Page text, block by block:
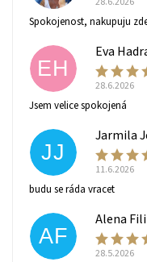
Spokojenost, nakupuju
EH
Eva
28.6.2026
Jsem velice spokojená
JJ
Jarmila
11.6.2026
budu se ráda vracet
AF
Alena
28.5.2026